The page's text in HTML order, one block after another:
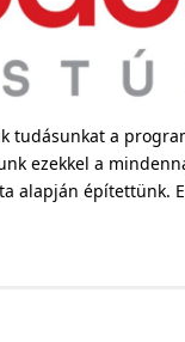
tudásunkat a
ezekkel a
alapján építettünk.